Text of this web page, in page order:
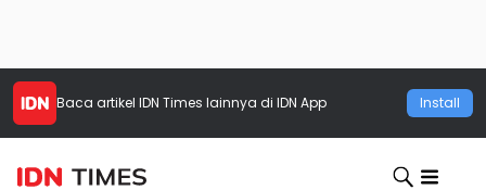
Baca artikel IDN Times lainnya di IDN App Install